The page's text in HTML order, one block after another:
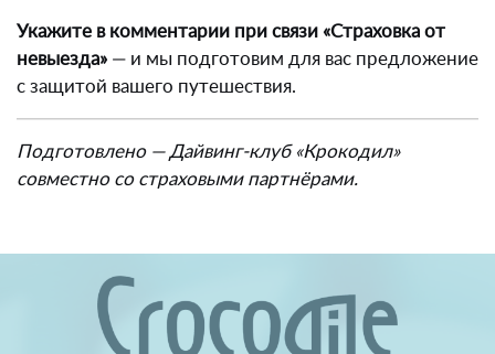
Укажите в комментарии при связи «Страховка от
невыезда» — и мы подготовим для вас предложение
с защитой вашего путешествия.
Подготовлено — Дайвинг-клуб «Крокодил»
совместно со страховыми партнёрами.